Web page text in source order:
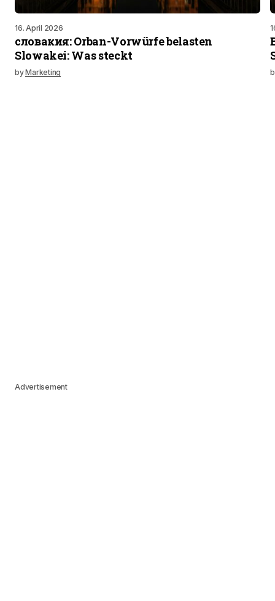
16. April 2026
словакия: Orban-Vorwürfe belasten
Slowakei: Was steckt
byMarketing
Advertisement